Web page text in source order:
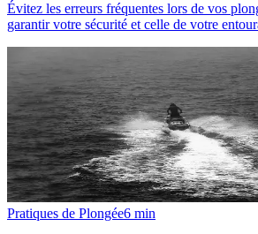
Évitez les erreurs fréquentes lors de vos
garantir votre sécurité et celle de votre
Pratiques de Plongée6 min